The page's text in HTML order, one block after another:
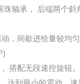
轴承， 后端两个斜
，间歇进给量较均
搭配无段速控旋钮。